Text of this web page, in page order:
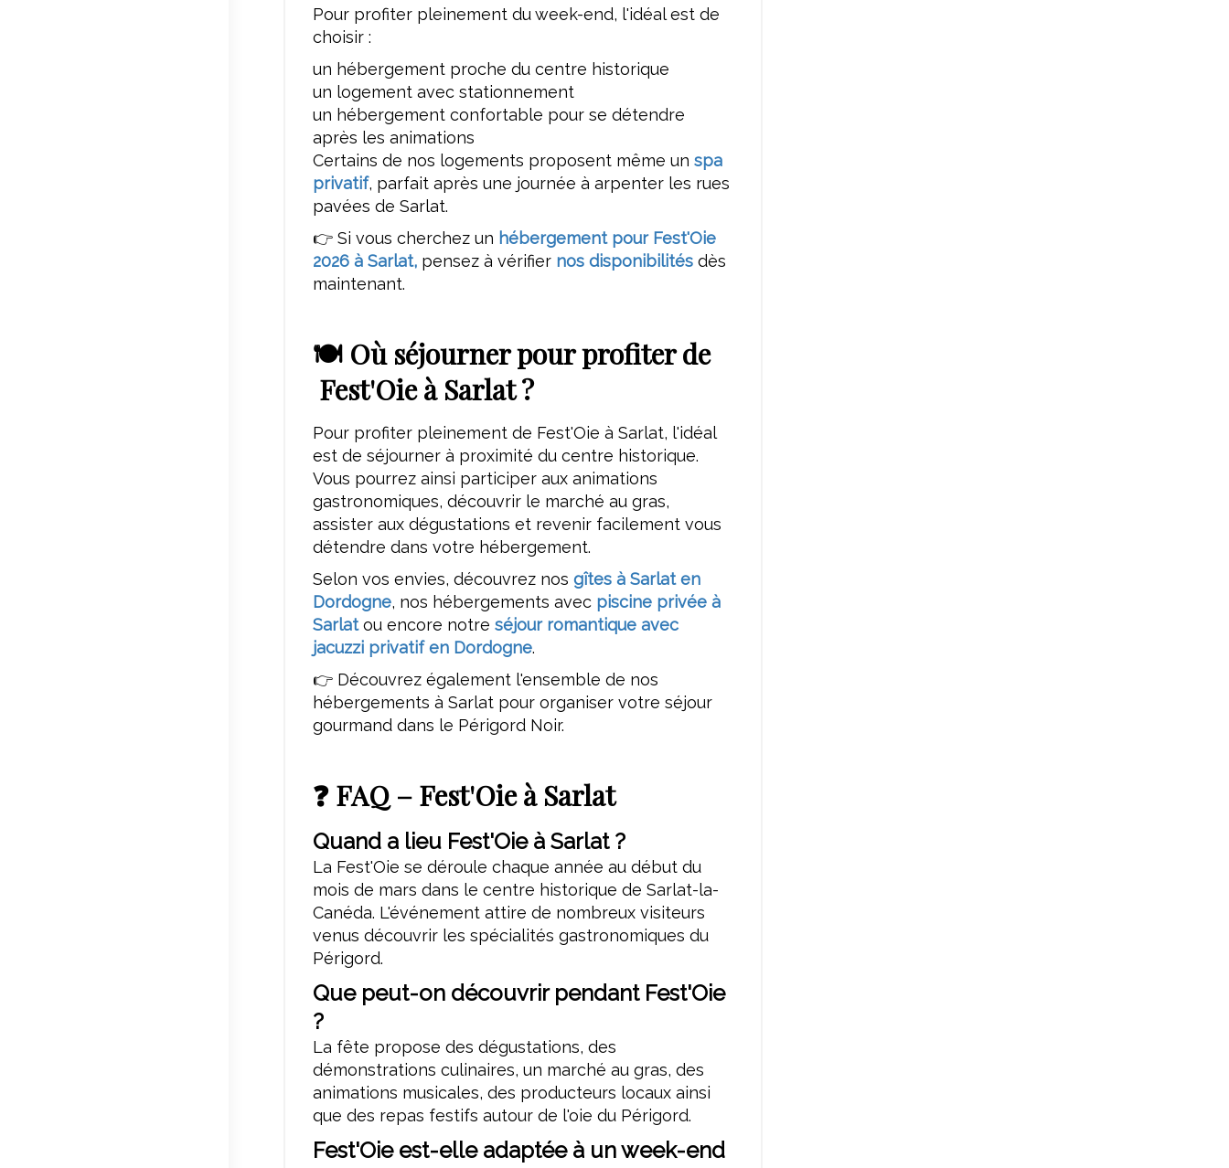
Pour profiter pleinement du week-end, l'idéal est de
choisir :
un hébergement proche du centre historique
un logement avec stationnement
un hébergement confortable pour se détendre
après les animations
Certains de nos logements proposent même un spa
privatif, parfait après une journée à arpenter les rues
pavées de Sarlat.
👉 Si vous cherchez un hébergement pour Fest'Oie
2026 à Sarlat, pensez à vérifier nos disponibilités dès
maintenant.
🍽️ Où séjourner pour profiter de
Fest'Oie à Sarlat ?
Pour profiter pleinement de Fest'Oie à Sarlat, l'idéal
est de séjourner à proximité du centre historique.
Vous pourrez ainsi participer aux animations
gastronomiques, découvrir le marché au gras,
assister aux dégustations et revenir facilement vous
détendre dans votre hébergement.
Selon vos envies, découvrez nos gîtes à Sarlat en
Dordogne, nos hébergements avec piscine privée à
Sarlatou encore notre séjour romantique avec
jacuzzi privatif en Dordogne.
👉 Découvrez également l'ensemble de nos
hébergements à Sarlat pour organiser votre séjour
gourmand dans le Périgord Noir.
❓ FAQ – Fest'Oie à Sarlat
Quand a lieu Fest'Oie à Sarlat ?
La Fest'Oie se déroule chaque année au début du
mois de mars dans le centre historique de Sarlat-la-
Canéda. L'événement attire de nombreux visiteurs
venus découvrir les spécialités gastronomiques du
Périgord.
Que peut-on découvrir pendant Fest'Oie
?
La fête propose des dégustations, des
démonstrations culinaires, un marché au gras, des
animations musicales, des producteurs locaux ainsi
que des repas festifs autour de l'oie du Périgord.
Fest'Oie est-elle adaptée à un week-end